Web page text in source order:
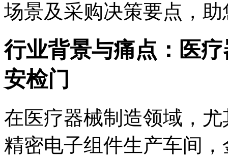
场景及采购决策要点，
行业背景与痛点：医
安检门
在医疗器械制造领域，
精密电子组件生产车间